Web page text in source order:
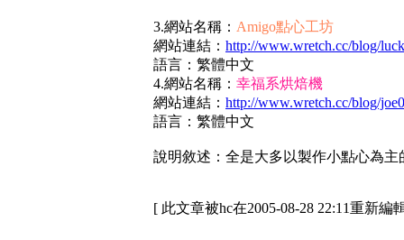
3.網站名稱： Amigo點心工坊
網站連結： http://www.wretch.cc/blog/
語言：繁體中文
4.網站名稱： 幸福系烘焙機
網站連結： http://www.wretch.cc/blog/
語言：繁體中文
說明敘述：全是大多以製作小點心為
[ 此文章被hc在2005-08-28 22:11重新編